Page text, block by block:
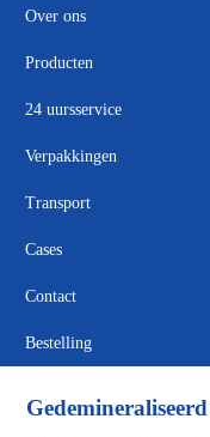
Over ons
Producten
24 uursservice
Verpakkingen
Transport
Cases
Contact
Bestelling